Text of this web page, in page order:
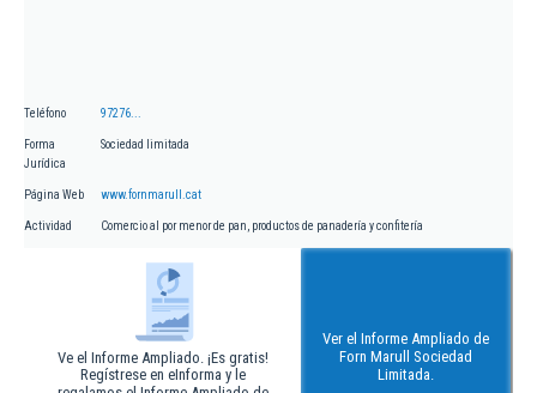
Teléfono 97276...
Forma
Jurídica
Sociedad limitada
Página Web www.fornmarull.cat
Actividad Comercio al por menor de pan, productos de panadería y confitería
Ve el Informe Ampliado. ¡Es gratis!
Regístrese en eInforma y le
Ver el Informe Ampliado de
Forn Marull Sociedad
Limitada.